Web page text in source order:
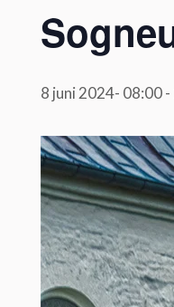
8 juni 2024- 08:00-